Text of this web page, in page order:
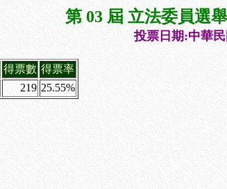
第 03 屆 立法委員選
投票日期:中華民
得票數 得票率
219 25.55%